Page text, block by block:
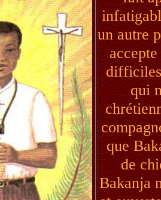
un autre
qui
que
de
Bakanja